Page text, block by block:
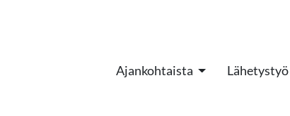
Ajankohtaista Lähetystyö